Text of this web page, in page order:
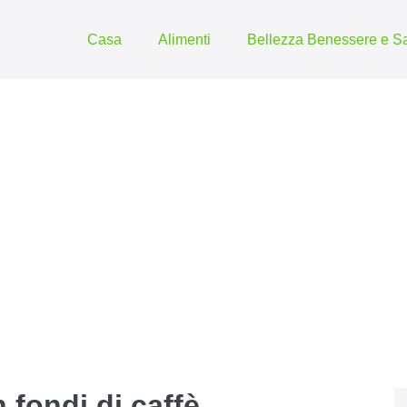
Casa Alimenti Bellezza Benessere e